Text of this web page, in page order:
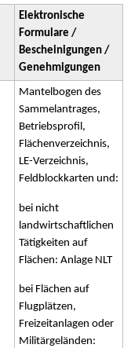
Elektronische
Formulare /
Bescheinigungen /
Genehmigungen
Mantelbogen des
Sammelantrages,
Betriebsprofil,
Flächenverzeichnis,
LE-Verzeichnis,
Feldblockkarten und:
bei nicht
landwirtschaftlichen
Tätigkeiten auf
Flächen: Anlage NLT
bei Flächen auf
Flugplätzen,
Freizeitanlagen oder
Militärgeländen: